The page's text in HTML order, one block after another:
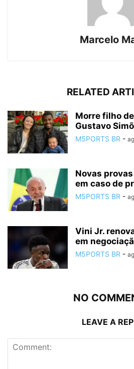
Marcelo
RELATED
Morre filho
Gustavo
M5PORTS BR -
Novas
em caso de
M5PORTS BR -
Vini Jr.
em
M5PORTS BR -
NO
LEAVE A